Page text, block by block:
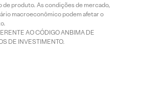
de produto. As condições de mercado,
macroeconômico podem afetar o
AO CÓDIGO ANBIMA DE
DE INVESTIMENTO.